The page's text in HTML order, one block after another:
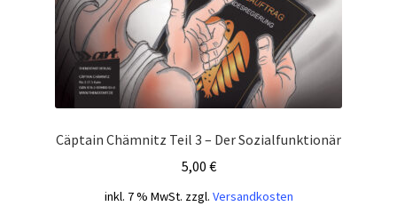
Cäptain Chämnitz Teil 3 – Der Sozialfunktionär
5,00 €
inkl. 7 % MwSt. zzgl. Versandkosten